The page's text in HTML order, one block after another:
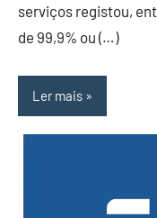
serviços registou,
de 99,9% ou (…)
Ler mais